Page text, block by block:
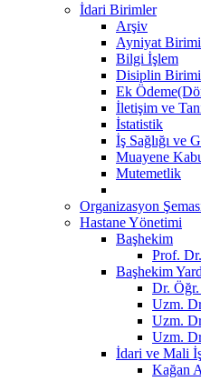
İdari Birimler
Arşiv
Ayniyat Birimi
Bilgi İşlem
Disiplin Birimi
Ek
İletişim ve
İstatistik
İş Sağlığı ve
Muayene
Mutemetlik
Organizasyon
Hastane Yönetimi
Başhekim
Prof.
Başhekim
Dr.
Uzm.
Uzm.
Uzm.
İdari ve Mali
Kağan